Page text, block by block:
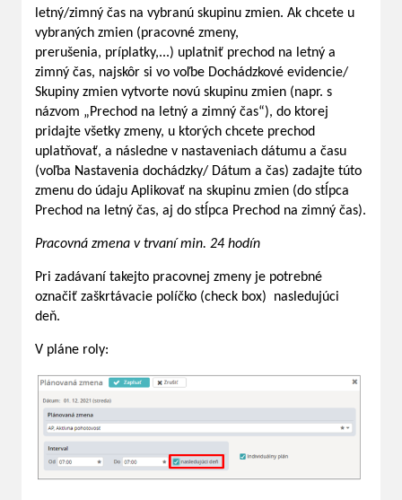
letný/zimný čas na vybranú skupinu zmien. Ak chcete u
vybraných zmien (pracovné zmeny,
prerušenia, príplatky,...) uplatniť prechod na letný a
zimný čas, najskôr si vo voľbe Dochádzkové evidencie/
Skupiny zmien vytvorte novú skupinu zmien (napr. s
názvom „Prechod na letný a zimný čas“), do ktorej
pridajte všetky zmeny, u ktorých chcete prechod
uplatňovať, a následne v nastaveniach dátumu a času
(voľba Nastavenia dochádzky/ Dátum a čas) zadajte túto
zmenu do údaju Aplikovať na skupinu zmien (do stĺpca
Prechod na letný čas, aj do stĺpca Prechod na zimný čas).
Pracovná zmena v trvaní min. 24 hodín
Pri zadávaní takejto pracovnej zmeny je potrebné
označiť zaškrtávacie políčko (check box) nasledujúci
deň.
V pláne roly: